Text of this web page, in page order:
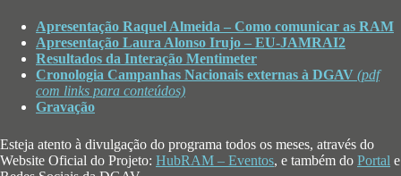
Apresentação Raquel Almeida – Como comunicar as RAM
Apresentação Laura Alonso Irujo – EU-JAMRAI2
Resultados da Interação Mentimeter
Cronologia Campanhas Nacionais externas à DGAV (pdf
com links para conteúdos)
Gravação
Esteja atento à divulgação do programa todos os meses, através do
Website Oficial do Projeto: HubRAM – Eventos, e também do Portal e